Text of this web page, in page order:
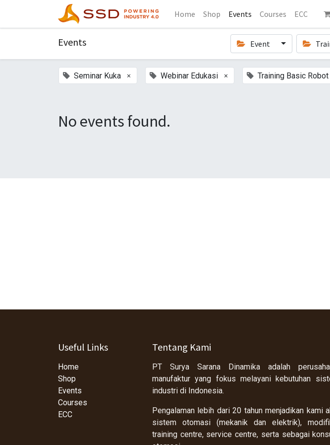
Home Shop Events Courses ECC
Events Event
Seminar Kuka × Webinar Edukasi × Training Basic Robot
No events found.
Useful Links
Home
Shop
Events
Courses
ECC
Tentang Kami
PT Surya Sarana Dinamika adalah
manufaktur yang fokus melayani kebutuhan
industri di Indonesia.
Pengalaman lebih dari 20 tahun menjadikan kami
sistem otomasi (mekanik dan elektrik),
training centre, service centre, serta sebagai